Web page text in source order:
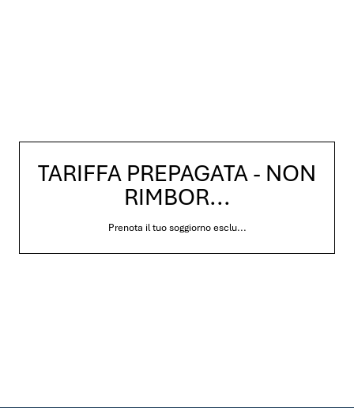
TARIFFA PREPAGATA - NON
RIMBOR...
Prenota il tuo soggiorno esclu...